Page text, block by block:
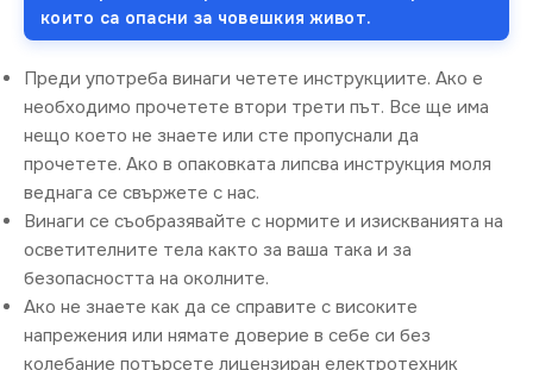
които са опасни за човешкия живот.
Преди употреба винаги четете инструкциите. Ако е
необходимо прочетете втори трети път. Все ще има
нещо което не знаете или сте пропуснали да
прочетете. Ако в опаковката липсва инструкция моля
веднага се свържете с нас.
Винаги се съобразявайте с нормите и изискванията на
осветителните тела както за ваша така и за
безопасността на околните.
Ако не знаете как да се справите с високите
напрежения или нямате доверие в себе си без
колебание потърсете лицензиран електротехник